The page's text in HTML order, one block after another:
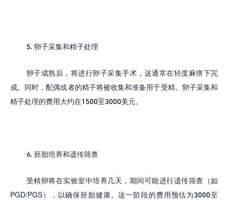
5. 卵子采集和精子处理
卵子成熟后，将进行卵子采集手术，这通常在轻度麻痹下完
成。同时，配偶或者的精子将被收集和准备用于受精。卵子采集和
精子处理的费用大约在1500至3000美元。
6. 胚胎培养和遗传筛查
受精卵将在实验室中培养几天，期间可能进行遗传筛查（如
PGD/PGS），以确保胚胎健康。这一阶段的费用预估为3000至